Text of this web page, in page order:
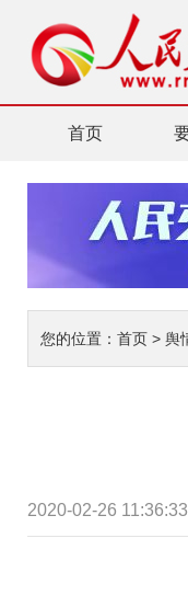
首页
您的位置： 首页 > 舆
2020-02-26 11:36:33